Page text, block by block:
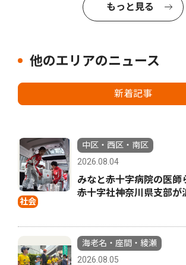
もっと見る
他のエリアのニュース
新着記事
社会
中区・西区・南区
2026.08.04
みなと赤十字病院の医
赤十字社神奈川県支部が
海老名・座間・綾瀬
2026.08.05